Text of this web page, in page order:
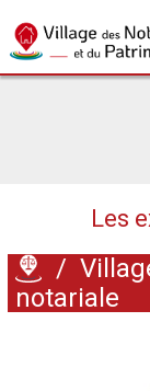
Les
/
notariale